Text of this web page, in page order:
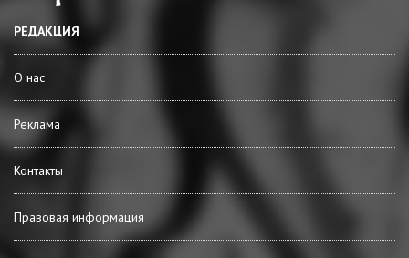
РЕДАКЦИЯ
О нас
Реклама
Контакты
Правовая информация